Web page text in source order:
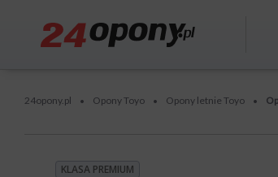
24opony.pl • Opony Toyo • Opony letnie Toyo •
KLASA PREMIUM